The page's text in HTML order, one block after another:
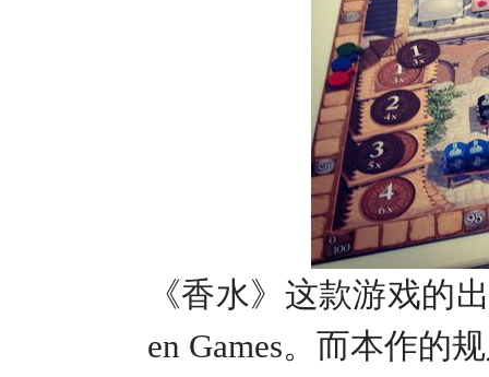
《香水》这款游戏的
en Games。而本作的